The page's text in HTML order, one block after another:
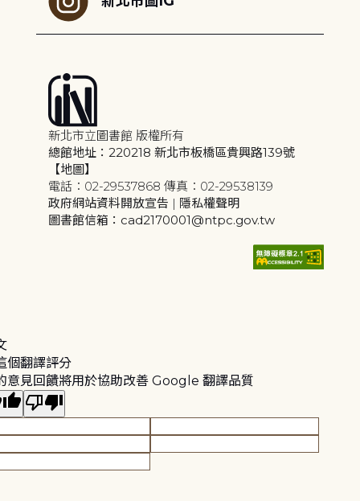
新北市立圖書館 版權所有
總館地址：220218 新北市板橋區貴興路139號
【地圖】
電話：02-29537868 傳真：02-29538139
政府網站資料開放宣告 | 隱私權聲明
圖書館信箱：cad2170001@ntpc.gov.tw
個翻譯評分
意見回饋將用於協助改善 Google 翻譯品質